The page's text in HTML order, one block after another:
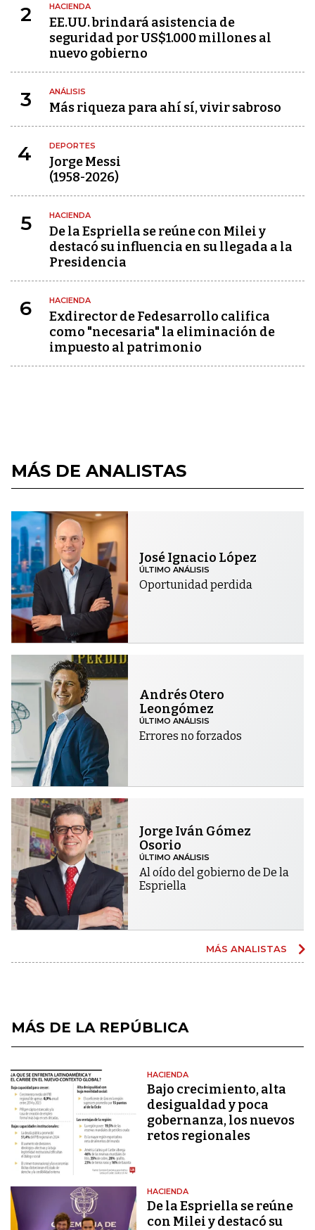
2 HACIENDA
EE.UU. brindará asistencia de
seguridad por US$1.000 millones al
nuevo gobierno
3 ANÁLISIS
Más riqueza para ahí sí, vivir sabroso
4 DEPORTES
Jorge Messi
(1958-2026)
5 HACIENDA
De la Espriella se reúne con Milei y
destacó su influencia en su llegada a la
Presidencia
6 HACIENDA
Exdirector de Fedesarrollo califica
como "necesaria" la eliminación de
impuesto al patrimonio
MÁS DE ANALISTAS
José Ignacio López
ÚLTIMO ANÁLISIS
Oportunidad perdida
Andrés Otero
Leongómez
ÚLTIMO ANÁLISIS
Errores no forzados
Jorge Iván Gómez
Osorio
ÚLTIMO ANÁLISIS
Al oído del gobierno de De la
Espriella
MÁS ANALISTAS
MÁS DE LA REPÚBLICA
HACIENDA
Bajo crecimiento, alta
desigualdad y poca
gobernanza, los nuevos
retos regionales
HACIENDA
De la Espriella se reúne
con Milei y destacó su